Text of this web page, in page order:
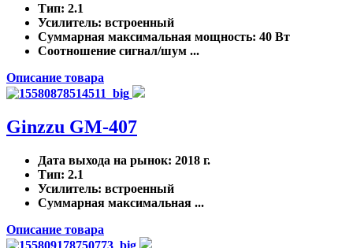
Тип: 2.1
Усилитель: встроенный
Суммарная максимальная мощность: 40 Вт
Соотношение сигнал/шум ...
Описание товара
Ginzzu GM-407
Дата выхода на рынок: 2018 г.
Тип: 2.1
Усилитель: встроенный
Суммарная максимальная ...
Описание товара